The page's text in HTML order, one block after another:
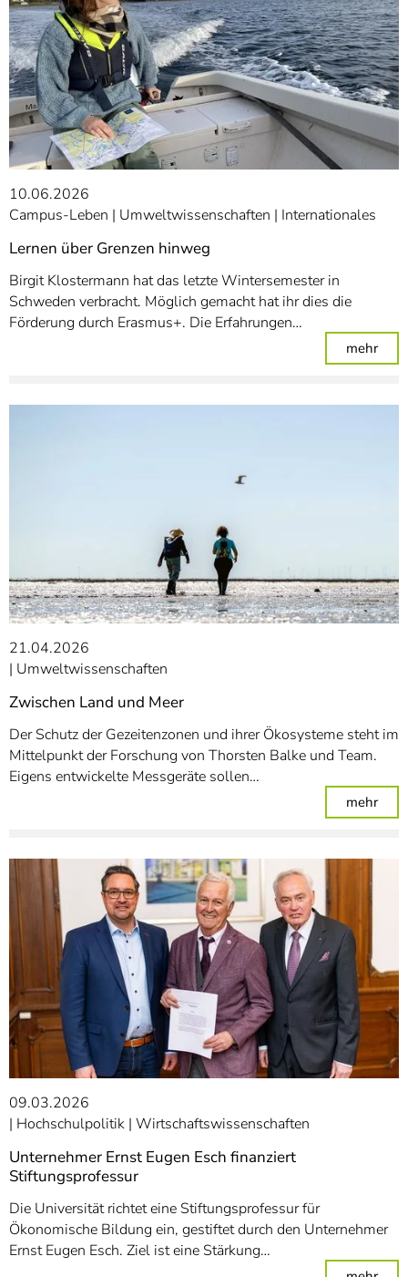
10.06.2026
Campus-Leben
Umweltwissenschaften Internationales
Lernen über Grenzen hinweg
Birgit Klostermann hat das letzte Wintersemester in
Schweden verbracht. Möglich gemacht hat ihr dies die
Förderung durch Erasmus+. Die Erfahrungen…
mehr:
21.04.2026
Umweltwissenschaften
Zwischen Land und Meer
Der Schutz der Gezeitenzonen und ihrer Ökosysteme steht im
Mittelpunkt der Forschung von Thorsten Balke und Team.
Eigens entwickelte Messgeräte sollen…
mehr:
09.03.2026
Hochschulpolitik Wirtschaftswissenschaften
Unternehmer Ernst Eugen Esch finanziert
Stiftungsprofessur
Die Universität richtet eine Stiftungsprofessur für
Ökonomische Bildung ein, gestiftet durch den Unternehmer
Ernst Eugen Esch. Ziel ist eine Stärkung…